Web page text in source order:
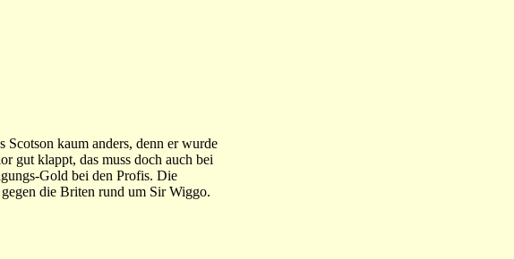
kaum anders, denn er wurde
gut klappt, das muss doch auch bei
Gold bei den Profis. Die
die Briten rund um Sir Wiggo.